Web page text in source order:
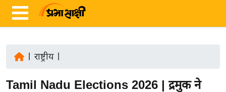
ज़ा
राष्ट्रीय|
Tamil Nadu Elections 2026 | द्रमुक ने